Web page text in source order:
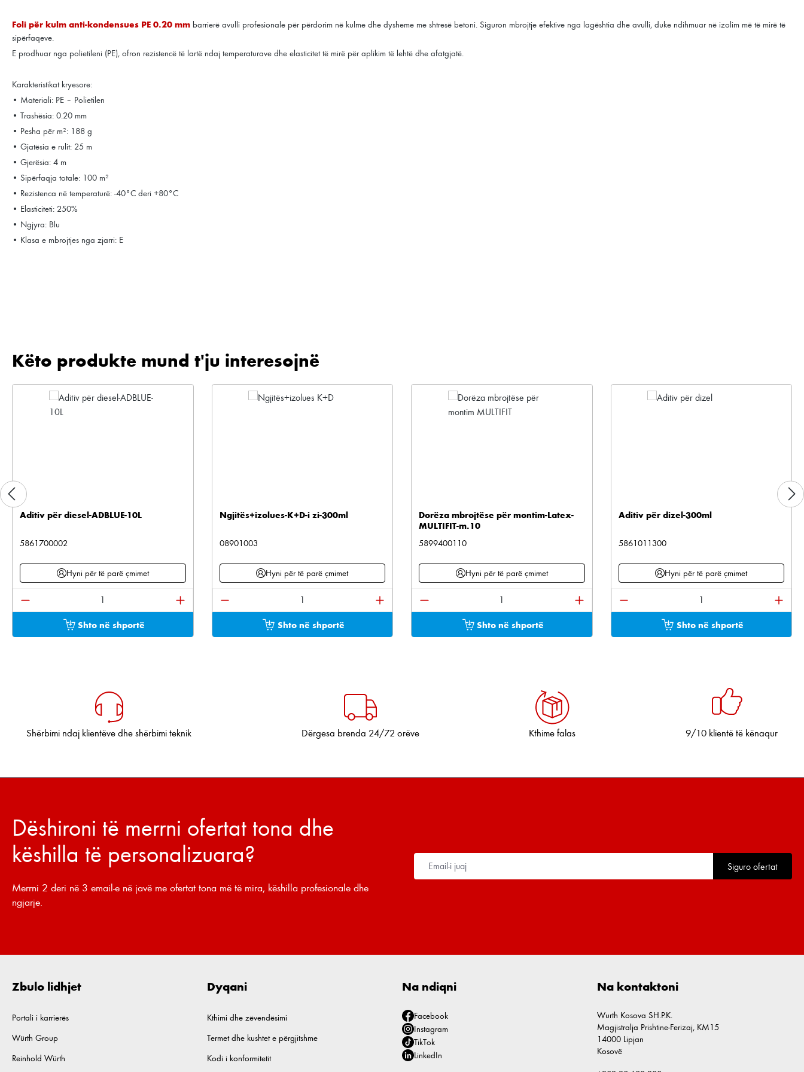
Foli për kulm anti-kondensues PE 0.20 mm barrierë avulli profesionale për përdorim në kulme dhe dysheme me shtresë betoni. Siguron mbrojtje efektive nga lagështia dhe avulli, duke ndihmuar në izolim më të mirë të
sipërfaqeve.
E prodhuar nga polietileni (PE), ofron rezistencë të lartë ndaj temperaturave dhe elasticitet të mirë për aplikim të lehtë dhe afatgjatë.
Karakteristikat kryesore:
• Materiali: PE – Polietilen
• Trashësia: 0.20 mm
• Pesha për m²: 188 g
• Gjatësia e rulit: 25 m
• Gjerësia: 4 m
• Sipërfaqja totale: 100 m²
• Rezistenca në temperaturë: -40°C deri +80°C
• Elasticiteti: 250%
• Ngjyra: Blu
• Klasa e mbrojtjes nga zjarri: E
Kalo galerinë e produktit
Këto produkte mund t'ju interesojnë
Aditiv për diesel-ADBLUE-10L
5861700002
Hyni për të parë çmimet
Sasia e produktit: Shkruani sasinë e dëshiruar ose përdorni butonat për të rritur ose ulur sasinë.
Shto në shportë
Ngjitës+izolues-K+D-i zi-300ml
08901003
Hyni për të parë çmimet
Sasia e produktit: Shkruani sasinë e dëshiruar ose përdorni butonat për të rritur ose ulur sasinë.
Shto në shportë
Dorëza mbrojtëse për montim-Latex-
MULTIFIT-m.10
5899400110
Hyni për të parë çmimet
Sasia e produktit: Shkruani sasinë e dëshiruar ose përdorni butonat për
Shto në shportë
Aditiv për dizel-300ml
5861011300
Hyni për të parë çmimet
Sasia e produktit: Shkruani
Shto në shportë
Shërbimi ndaj klientëve dhe shërbimi teknik Dërgesa brenda 24/72 orëve Kthime falas 9/10 klientë të kënaqur
Dëshironi të merrni ofertat tona dhe
këshilla të personalizuara?
Merrni 2 deri në 3 email-e në javë me ofertat tona më të mira, këshilla profesionale dhe
ngjarje.
Siguro ofertat
Zbulo lidhjet
Portali i karrierës
Würth Group
Reinhold Würth
Dyqani
Kthimi dhe zëvendësimi
Termet dhe kushtet e përgjitshme
Kodi i konformitetit
Na ndiqni
Facebook
Instagram
TikTok
LinkedIn
Na kontaktoni
Wurth Kosova SH.P.K.
Magjistralja Prishtine-Ferizaj, KM15
14000 Lipjan
Kosovë